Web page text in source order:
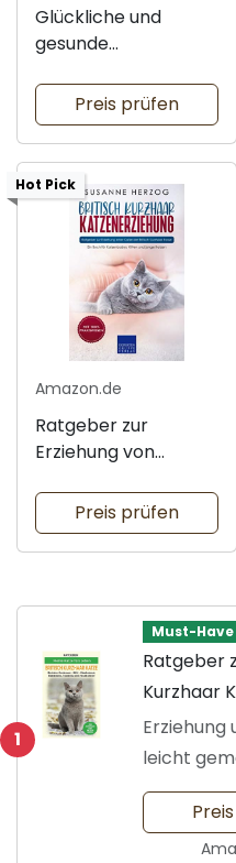
Glückliche und
gesunde
Preis prüfen
Hot Pick
Amazon.de
Ratgeber zur
Erziehung von
Preis prüfen
1
Must-Have
Ratgeber
Kurzhaar
Erziehung
leicht